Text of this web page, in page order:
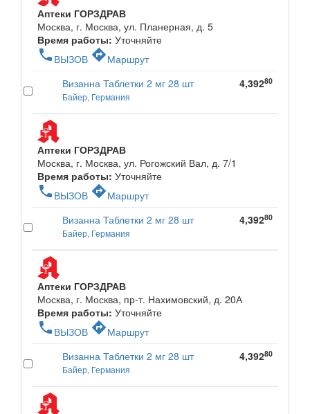
Аптеки ГОРЗДРАВ
Москва, г. Москва, ул. Планерная, д. 5
Время работы: Уточняйте
phone ВЫЗОВ directionsМаршрут
Визанна Таблетки 2 мг 28 шт
Байер, Германия
4,39280
Аптеки ГОРЗДРАВ
Москва, г. Москва, ул. Рогожский Вал, д. 7/1
Время работы: Уточняйте
phone ВЫЗОВ directionsМаршрут
Визанна Таблетки 2 мг 28 шт
Байер, Германия
4,39280
Аптеки ГОРЗДРАВ
Москва, г. Москва, пр-т. Нахимовский, д. 20А
Время работы: Уточняйте
phone ВЫЗОВ directionsМаршрут
Визанна Таблетки 2 мг 28 шт
Байер, Германия
4,39280